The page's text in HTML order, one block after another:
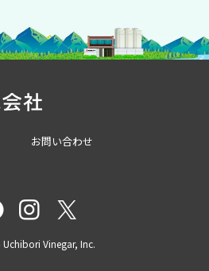
お問い合わせ
Uchibori Vinegar, Inc.